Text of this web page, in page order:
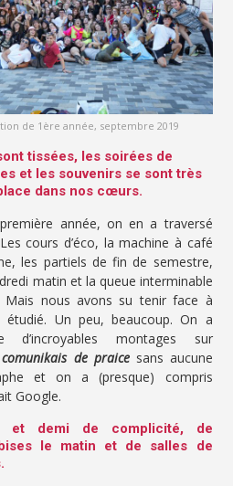
de 1ère année, septembre 2019
tissées, les soirées de
et les souvenirs se sont très
dans nos cœurs.
année, on en a traversé
cours d’éco, la machine à café
les partiels de fin de semestre,
matin et la queue interminable
nous avons su tenir face à
étudié. Un peu, beaucoup. On a
montages sur
comunikais de praicesans aucune
et on a (presque) compris
Google.
et demi de complicité, de
le matin et de salles de